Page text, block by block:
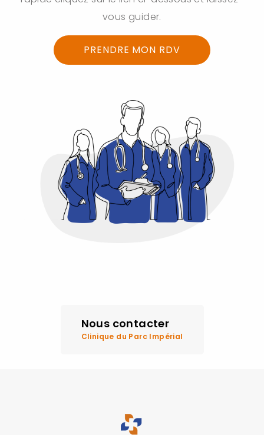
vous guider.
PRENDRE MON RDV
Nous contacter
Clinique du Parc Impérial